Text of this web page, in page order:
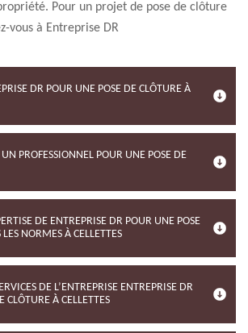
Pour un projet de pose de clôture
vous à Entreprise DR
DR POUR UNE POSE DE CLÔTURE À
PROFESSIONNEL POUR UNE POSE DE
DE ENTREPRISE DR POUR UNE POSE
NORMES À CELLETTES
DE L’ENTREPRISE ENTREPRISE DR
CLÔTURE À CELLETTES